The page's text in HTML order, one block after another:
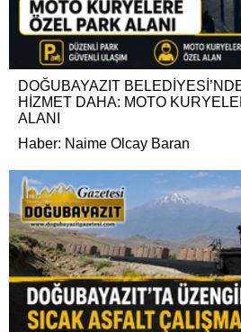
DOĞUBAYAZIT
HİZMET DAHA: MOTO
ALANI
Haber: Naime Olcay Baran